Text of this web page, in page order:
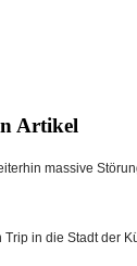
Artikel
massive
Trip in die Stadt der